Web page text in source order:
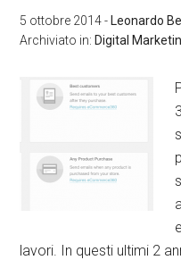
5 ottobre 2014- Leonardo
Archiviato in: Digital
lavori. In questi ultimi 2